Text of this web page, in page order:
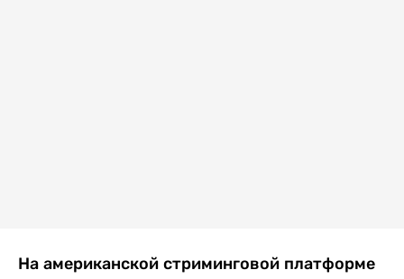
На американской стриминговой платформе